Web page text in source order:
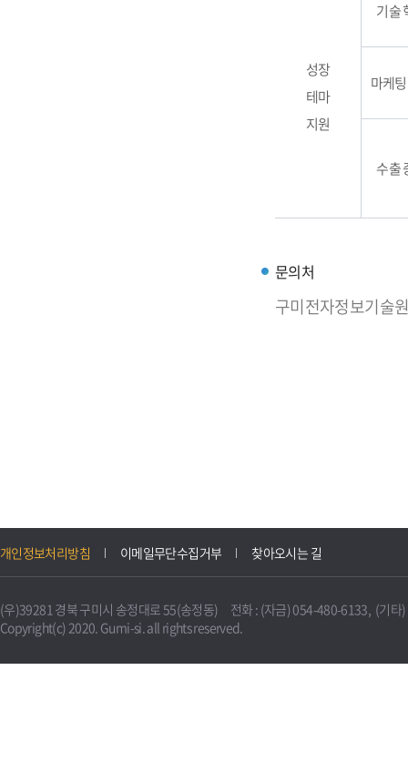
성장
테마
지원
기술
마케
수출
문의처
구미전자정보기술
개인정보처리방침 이메일무단수집거부 찾아오시는 길
(우)39281 경북 구미시 송정대로 55(송정동) 전화 : (자금) 054-480-6133, (기타
Copyright(c) 2020. Gumi-si. all rights reserved.